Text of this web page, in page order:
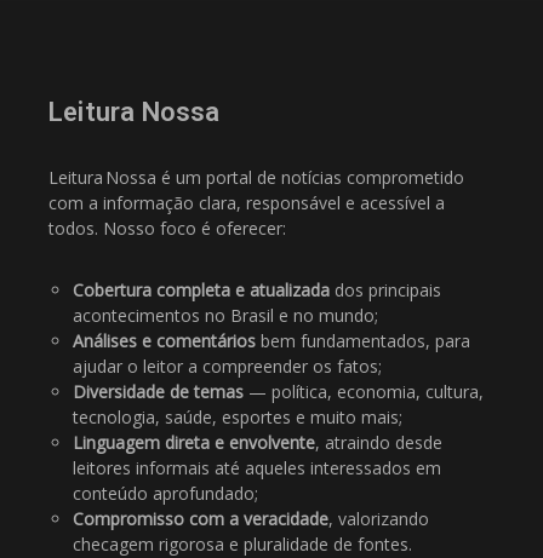
Leitura Nossa
Leitura Nossa é um portal de notícias comprometido
com a informação clara, responsável e acessível a
todos. Nosso foco é oferecer:
Cobertura completa e atualizada dos principais
acontecimentos no Brasil e no mundo;
Análises e comentários bem fundamentados, para
ajudar o leitor a compreender os fatos;
Diversidade de temas — política, economia, cultura,
tecnologia, saúde, esportes e muito mais;
Linguagem direta e envolvente, atraindo desde
leitores informais até aqueles interessados em
conteúdo aprofundado;
Compromisso com a veracidade, valorizando
checagem rigorosa e pluralidade de fontes.